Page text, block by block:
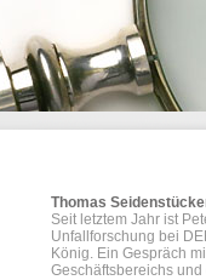
Thomas
Seit letztem Jahr ist
Unfallforschung bei
König. Ein Gespräch
Geschäftsbereichs